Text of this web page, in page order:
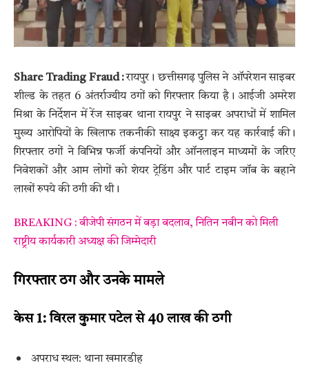
Share Trading Fraud :रायपुर। छत्तीसगढ़ पुलिस ने ऑपरेशन साइबर
शील्ड के तहत 6 अंतर्राज्यीय ठगों को गिरफ्तार किया है। आईजी अमरेश
मिश्रा के निर्देशन में रेंज साइबर थाना रायपुर ने साइबर अपराधों में शामिल
मुख्य आरोपियों के खिलाफ तकनीकी साक्ष्य इकट्ठा कर यह कार्रवाई की।
गिरफ्तार ठगों ने विभिन्न फर्जी कंपनियों और ऑनलाइन माध्यमों के जरिए
निवेशकों और आम लोगों को शेयर ट्रेडिंग और पार्ट टाइम जॉब के बहाने
लाखों रुपये की ठगी की थी।
BREAKING : बीजेपी संगठन में बड़ा बदलाव, नितिन नबीन को मिली
राष्ट्रीय कार्यकारी अध्यक्ष की जिम्मेदारी
गिरफ्तार ठग और उनके मामले
केस 1: विरल कुमार पटेल से 40 लाख की ठगी
अपराध स्थल: थाना खमारडीह